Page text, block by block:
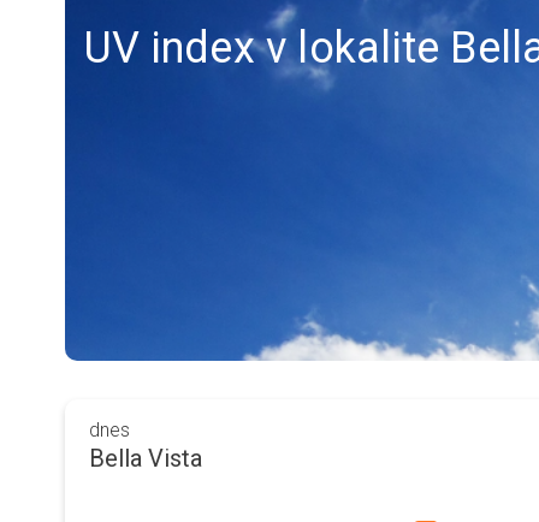
UV index v lokalite
dnes
Bella Vista